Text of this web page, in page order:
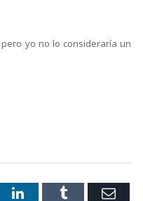
yo no lo consideraría un
LinkedInTumblr Email